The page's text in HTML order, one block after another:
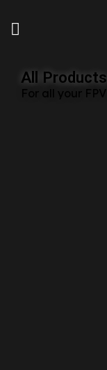
All Products
For all your